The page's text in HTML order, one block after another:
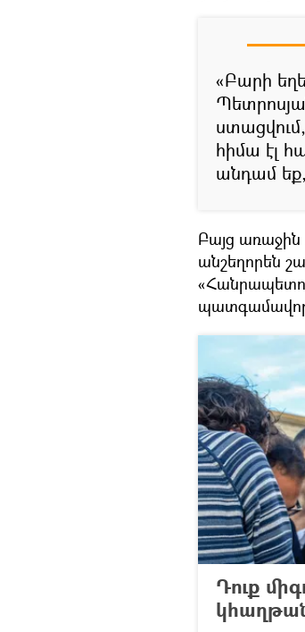
​«Բարի
հիմա էլ
անդամ եք,
Բայց
անշեղորեն
Դուք